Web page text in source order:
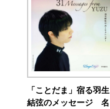
「ことだま」宿る羽生
結弦のメッセージ 名